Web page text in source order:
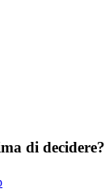
di decidere?